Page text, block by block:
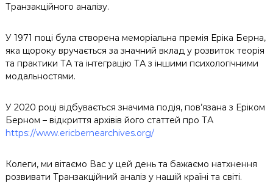
Транзакційного аналізу.
У 1971 поці була створена меморіальна премія Еріка Берна,
яка щороку вручається за значний вклад у розвиток теорія
та практики ТА та інтеграцію ТА з іншими психологічними
модальностями.
У 2020 році відбувається значима подія, пов’язана з Еріком
Берном – відкриття архівів його статтей про ТА
https://www.ericbernearchives.org/
Колеги, ми вітаємо Вас у цей день та бажаємо натхнення
розвивати Транзакційний аналіз у нашій країні та світі.